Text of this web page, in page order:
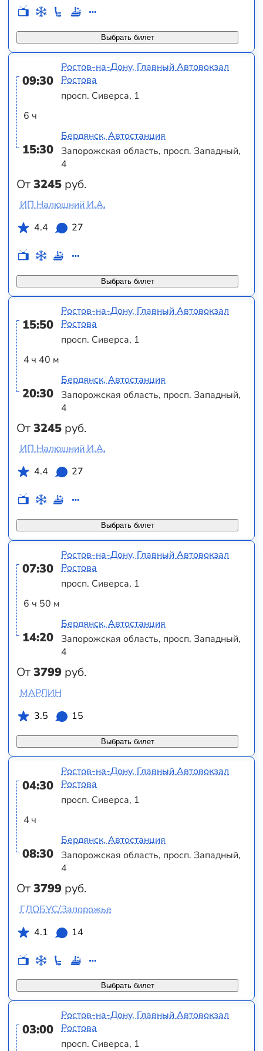
Выбрать билет
09:30
6 ч
15:30
От3245 руб.
Ростов-на-Дону, Главный Автовокзал
Ростова
просп. Сиверса, 1
Бердянск, Автостанция
Запорожская область, просп. Западный,
4
Выбрать билет
ИП Налюшний И.А.
4.4
27
15:50
4 ч 40 м
20:30
От3245 руб.
Ростов-на-Дону, Главный Автовокзал
Ростова
просп. Сиверса, 1
Бердянск, Автостанция
Запорожская область, просп. Западный,
4
Выбрать билет
ИП Налюшний И.А.
4.4
27
07:30
6 ч 50 м
14:20
От3799 руб.
Ростов-на-Дону, Главный Автовокзал
Ростова
просп. Сиверса, 1
Бердянск, Автостанция
Запорожская область, просп. Западный,
4
Выбрать билет
МАРЛИН
3.5
15
04:30
4 ч
08:30
От3799 руб.
Ростов-на-Дону, Главный Автовокзал
Ростова
просп. Сиверса, 1
Бердянск, Автостанция
Запорожская область, просп. Западный,
4
Выбрать билет
ГЛОБУС/Запорожье
4.1
14
03:00
Ростов-на-Дону, Главный Автовокзал
Ростова
просп. Сиверса, 1